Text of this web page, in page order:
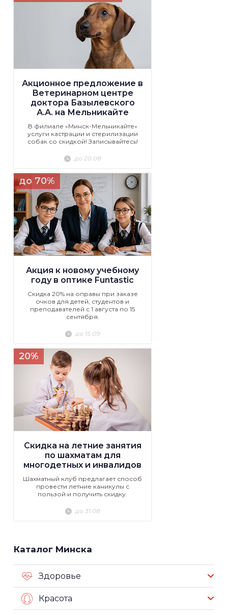
Акционное предложение в
Ветеринарном центре
доктора Базылевского
А.А. на Мельникайте
В филиале «Минск-Мельникайте»
услуги кастрации и стерилизации
собак со скидкой! Записывайтесь!
до 20.08
до 70%
Акция к новому учебному
году в оптике Funtastic
Скидка 20% на оправы при заказе
очков для детей, студентов и
преподавателей с 1 августа по 15
сентября.
до 15.09
20%
Скидка на летние занятия
по шахматам для
многодетных и инвалидов
Шахматный клуб предлагает способ
провести летние каникулы с
пользой и получить скидку.
до 31.08
Каталог Минска
Здоровье
Красота